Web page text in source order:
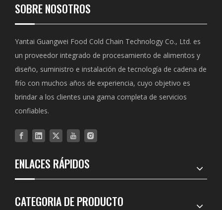
SOBRE NOSOTROS
Yantai Guangwei Food Cold Chain Technology Co., Ltd. es
un proveedor integrado de procesamiento de alimentos y
diseño, suministro e instalación de tecnología de cadena de
frío con muchos años de experiencia, cuyo objetivo es
brindar a los clientes una gama completa de servicios
confiables.
ENLACES RÁPIDOS
CATEGORIA DE PRODUCTO